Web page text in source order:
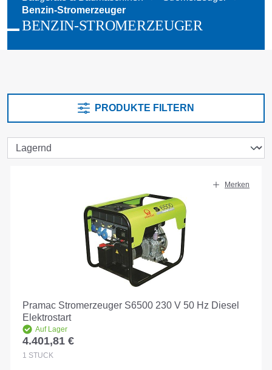
Benzin-Stromerzeuger
BENZIN-STROMERZEUGER
PRODUKTE FILTERN
Merken
Pramac Stromerzeuger S6500 230 V 50 Hz Diesel
Elektrostart
Auf Lager
Regulärer Preis:
4.401,81 €
1 STÜCK